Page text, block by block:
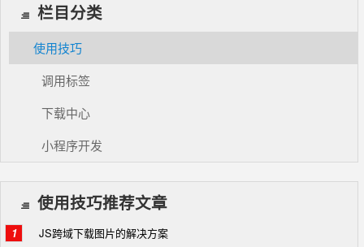
栏目分类
使用技巧
调用标签
下载中心
小程序开发
使用技巧推荐文章
1
JS跨域下载图片的解决方案